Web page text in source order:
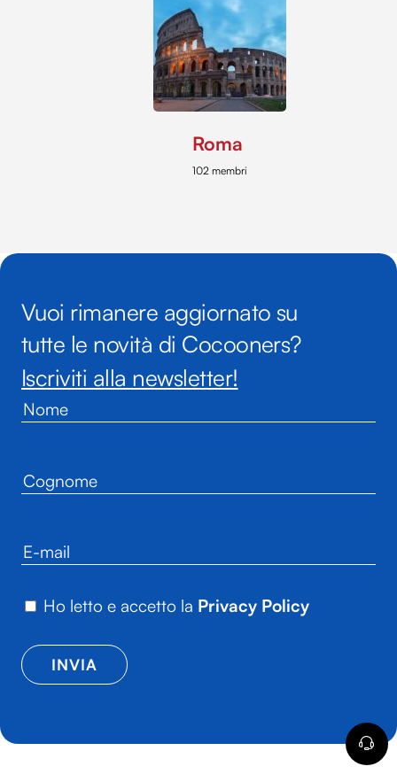
Roma
102 membri
Vuoi rimanere aggiornato su
tutte le novità di Cocooners?
Iscriviti alla newsletter!
Ho letto e accetto la Privacy Policy